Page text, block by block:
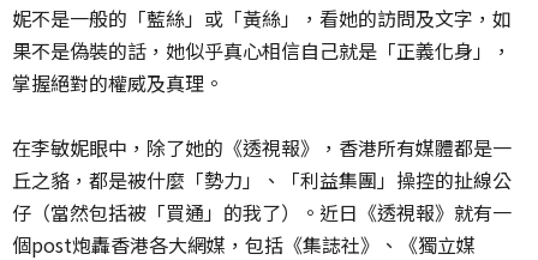
妮不是一般的「藍絲」或「黃絲」，看她的訪問及文字，如
果不是偽裝的話，她似乎真心相信自己就是「正義化身」，
掌握絕對的權威及真理。
在李敏妮眼中，除了她的《透視報》，香港所有媒體都是一
丘之貉，都是被什麼「勢力」、「利益集團」操控的扯線公
仔（當然包括被「買通」的我了）。近日《透視報》就有一
個post炮轟香港各大網媒，包括《集誌社》、《獨立媒